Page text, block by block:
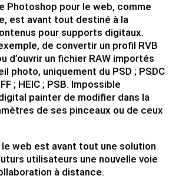
Photoshop pour le web, comme
est avant tout destiné à la
pour supports digitaux.
de convertir un profil RVB
d’ouvrir un fichier RAW importés
photo, uniquement du PSD ; PSDC
; HEIC ; PSB. Impossible
painter de modifier dans la
de ses pinceaux ou de ceux
web est avant tout une solution
utilisateurs une nouvelle voie
à distance.